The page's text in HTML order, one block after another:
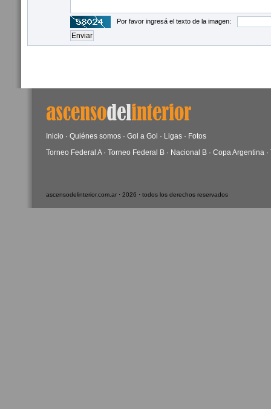
Por favor ingresá el texto de la imagen:
Inicio · Quiénes somos · Gol a Gol · Ligas · Fotos
Torneo Federal A· Torneo Federal B · Nacional B · Copa Argentina ·
ascensodelinterior.com.ar · 2026 · todos los derechos reservados